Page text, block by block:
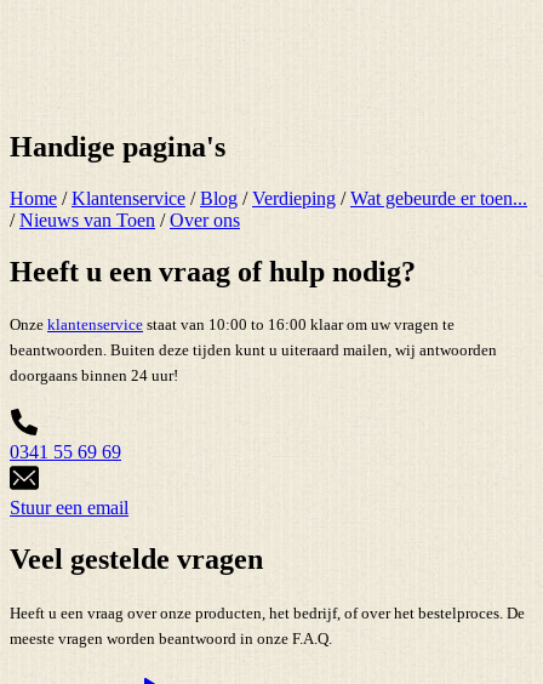
Handige pagina's
Home /Klantenservice /Blog /Verdieping /Wat gebeurde er toen...
/Nieuws van Toen /Over ons
Heeft u een vraag of hulp nodig?
Onze klantenservice staat van 10:00 to 16:00 klaar om uw vragen te
beantwoorden. Buiten deze tijden kunt u uiteraard mailen, wij antwoorden
doorgaans binnen 24 uur!
0341 55 69 69
Stuur een email
Veel gestelde vragen
Heeft u een vraag over onze producten, het bedrijf, of over het bestelproces. De
meeste vragen worden beantwoord in onze F.A.Q.